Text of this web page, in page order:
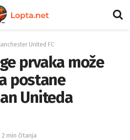
United FC
prvaka može
postane
Uniteda
min čitanja